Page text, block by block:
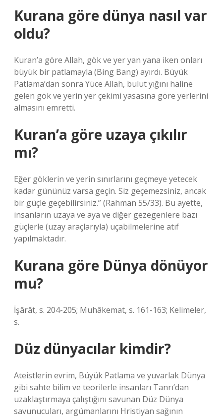
Kurana göre dünya nasıl var
oldu?
Kuran’a göre Allah, gök ve yer yan yana iken onları
büyük bir patlamayla (Bing Bang) ayırdı. Büyük
Patlama’dan sonra Yüce Allah, bulut yığını haline
gelen gök ve yerin yer çekimi yasasına göre yerlerini
almasını emretti.
Kuran’a göre uzaya çıkılır
mı?
Eğer göklerin ve yerin sınırlarını geçmeye yetecek
kadar gününüz varsa geçin. Siz geçemezsiniz, ancak
bir güçle geçebilirsiniz.” (Rahman 55/33). Bu ayette,
insanların uzaya ve aya ve diğer gezegenlere bazı
güçlerle (uzay araçlarıyla) uçabilmelerine atıf
yapılmaktadır.
Kurana göre Dünya dönüyor
mu?
İşârât, s. 204-205; Muhâkemat, s. 161-163; Kelimeler,
s.
Düz dünyacılar kimdir?
Ateistlerin evrim, Büyük Patlama ve yuvarlak Dünya
gibi sahte bilim ve teorilerle insanları Tanrı’dan
uzaklaştırmaya çalıştığını savunan Düz Dünya
savunucuları, argümanlarını Hristiyan sağının